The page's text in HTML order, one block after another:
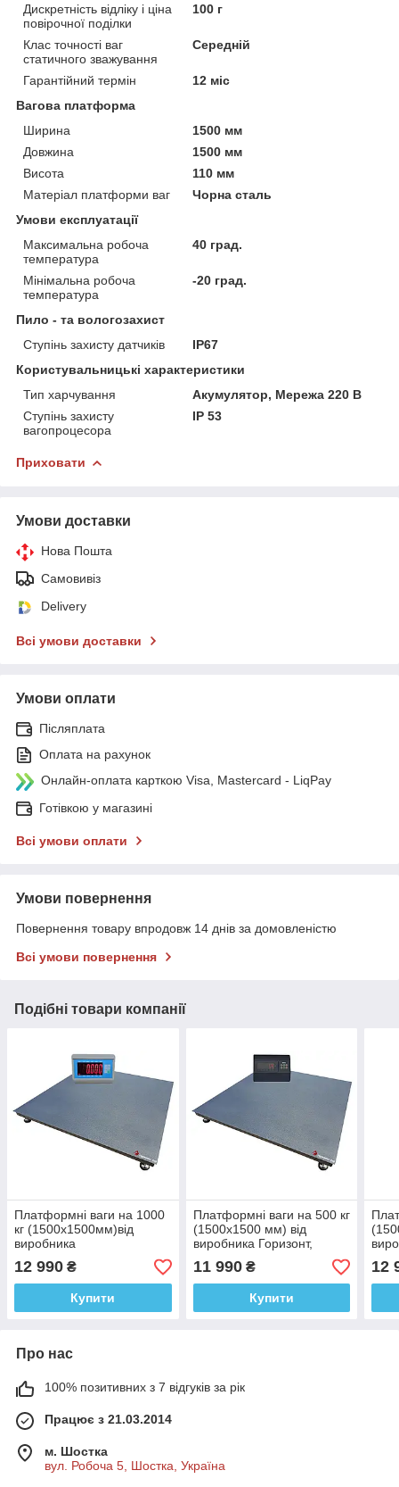
Дискретність відліку і ціна
повірочної поділки
100 г
Клас точності ваг
статичного зважування
Середній
Гарантійний термін
12 міс
Вагова платформа
Ширина
1500 мм
Довжина
1500 мм
Висота
110 мм
Матеріал платформи ваг
Чорна сталь
Умови експлуатації
Максимальна робоча
температура
40 град.
Мінімальна робоча
температура
-20 град.
Пило - та вологозахист
Ступінь захисту датчиків
IP67
Користувальницькі характеристики
Тип харчування
Акумулятор, Мережа 220 В
Ступінь захисту
вагопроцесора
IP 53
Приховати
Умови доставки
Нова Пошта
Самовивіз
Delivery
Всі умови доставки
Умови оплати
Післяплата
Оплата на рахунок
Онлайн-оплата карткою Visa, Mastercard - LiqPay
Готівкою у магазині
Всі умови оплати
Умови повернення
Повернення товару впродовж 14 днів за домовленістю
Всі умови повернення
Подібні товари компанії
Платформні ваги на 1000
кг (1500х1500мм)від
виробника
Горизонт,дисплей
50мм,електронні,серія
«ЕКОНОМ»
12 990 ₴
Купити
Платформні ваги на 500 кг
(1500х1500 мм) від
виробника Горизонт,
електронні, серія
«ЕКОНОМ»
11 990₴
Купити
12
Про нас
100% позитивних з 7 відгуків за рік
Працює з 21.03.2014
м. Шостка
вул. Робоча 5, Шостка, Україна